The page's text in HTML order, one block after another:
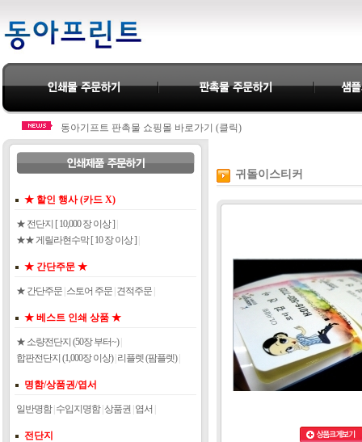
카드결제 바로가기 (클릭)
동아기프트 판촉물 쇼핑몰 바로가기 (클릭)
카드결제 바로가기 (클릭)
★ 할인 행사 (카드 X)
★ 전단지 [ 10,000 장 이상 ]
★★ 게릴라현수막 [ 10 장 이상 ]
★ 간단주문 ★
★ 간단주문 스토어 주문 견적주문
★ 베스트 인쇄 상품 ★
★ 소량전단지 (50장 부터~)|
합판전단지 (1,000장 이상)| 리플렛 (팜플렛)|
명함/상품권/엽서
일반명함| 수입지명함| 상품권 엽서
전단지
귀돌이스티커